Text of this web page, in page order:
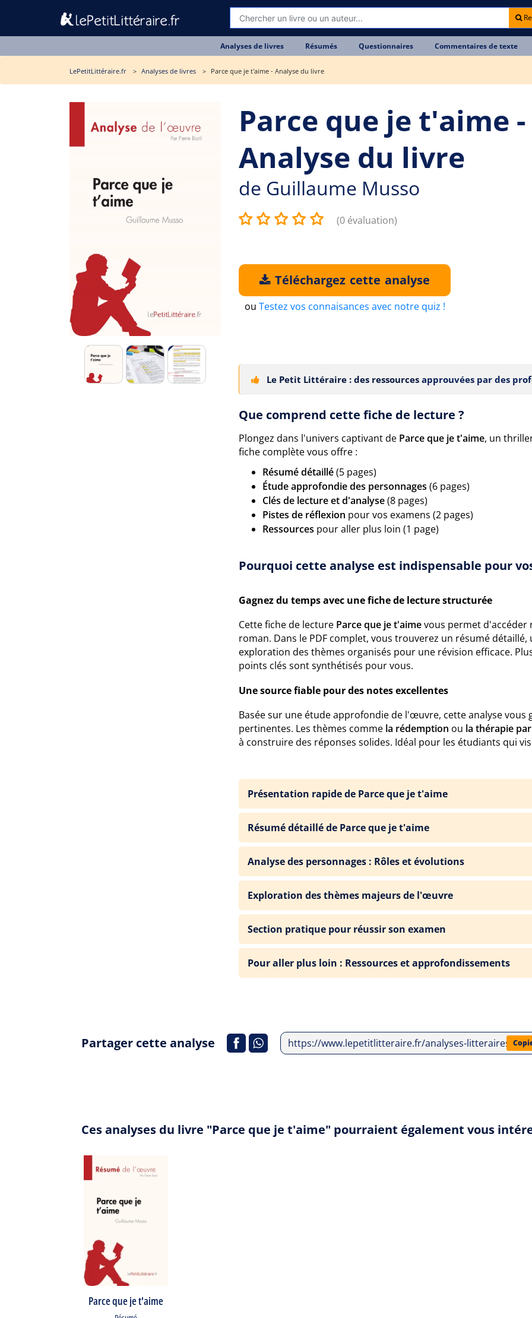
Analyses de livres Résumés Questionnaires Commentaires de texte
LePetitLittéraire.fr Analyses de livres Parce que je t'aime - Analyse du livre
Parce que je t'aime -
Analyse du livre
de Guillaume Musso
(0 évaluation)
Téléchargez cette analyse
ou Testez vos connaisances avec notre quiz !
Le Petit Littéraire : des ressources approuvées par des
Que comprend cette fiche de lecture ?
Plongez dans l'univers captivant de Parce que je t'aime, un
fiche complète vous offre :
Résumé détaillé(5 pages)
Étude approfondie des personnages (6 pages)
Clés de lecture et d'analyse(8 pages)
Pistes de réflexion pour vos examens (2 pages)
Ressources pour aller plus loin (1 page)
Pourquoi cette analyse est indispensable pour
Gagnez du temps avec une fiche de lecture structurée
Cette fiche de lecture Parce que je t'aimevous permet d'accéder
roman. Dans le PDF complet, vous trouverez un résumé
exploration des thèmes organisés pour une révision efficace.
points clés sont synthétisés pour vous.
Une source fiable pour des notes excellentes
Basée sur une étude approfondie de l'œuvre, cette analyse
pertinentes. Les thèmes comme la rédemption ou la thérapie
à construire des réponses solides. Idéal pour les étudiants qui
Présentation rapide de Parce que je t'aime
Résumé détaillé de Parce que je t'aime
Analyse des personnages : Rôles et évolutions
Exploration des thèmes majeurs de l'œuvre
Section pratique pour réussir son examen
Pour aller plus loin : Ressources et approfondissements
Partager cette analyse https://www.lepetitlitteraire.fr/analyses-litteraires/
Ces analyses du livre "Parce que je t'aime" pourraient également vous
Parce que je t'aime